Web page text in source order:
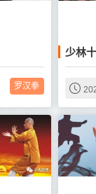
罗汉拳
少林